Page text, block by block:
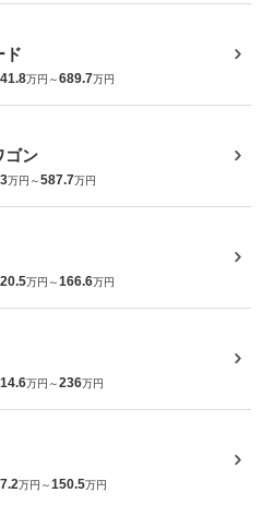
ド
41.8万円～689.7万円
ゴン
3万円～587.7万円
20.5万円～166.6万円
14.6万円～236万円
7.2万円～150.5万円